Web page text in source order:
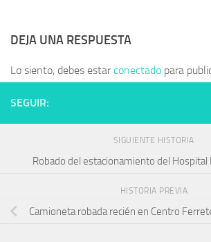
DEJA UNA RESPUESTA
Lo siento, debes estarconectado para
SEGUIR:
SIGUIENTE HISTORIA
Robado del estacionamiento del Hospital
HISTORIA PREVIA
Camioneta robada recién en Centro